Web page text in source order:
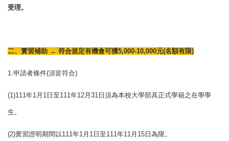
受理。
二、實習補助 → 符合規定有機會可獲5,000-10,000元(名額有限)
1.申請者條件(須皆符合)
(1)111年1月 1 日至111年12月 31 日須為本校大學部具正式學籍之在學學
生。
(2)實習證明期間以111年1月 1 日至111年11月 15 日為限。